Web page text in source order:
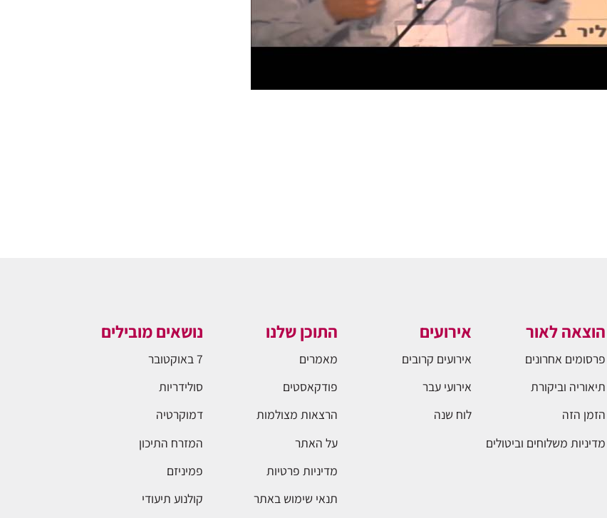
הוצאה לאור
פרסומים אחרונים
תיאוריה וביקורת
הזמן הזה
מדיניות משלוחים וביטולים
אירועים
אירועים קרובים
אירועי עבר
לוח שנה
התוכן שלנו
מאמרים
פודקאסטים
הרצאות מצולמות
על האתר
מדיניות פרטיות
תנאי שימוש באתר
נושאים מובילים
7 באוקטובר
סולידריות
דמוקרטיה
המזרח התיכון
פמיניזם
קולנוע תיעודי